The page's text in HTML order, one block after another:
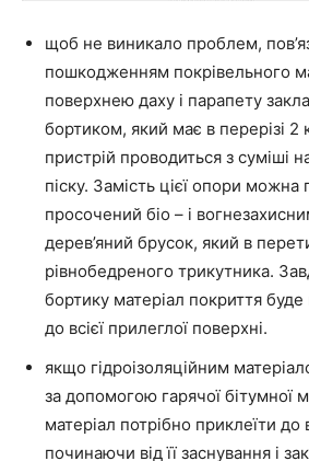
щоб не виникало проблем,
пошкодженням покрівельного
поверхнею даху і парапету
бортиком, який має в перерізі 2
пристрій проводиться з суміші
піску. Замість цієї опори можна
просочений біо – і
дерев’яний брусок, який в
рівнобедреного трикутника.
бортику матеріал покриття
до всієї прилеглої поверхні.
якщо гідроізоляційним
за допомогою гарячої бітумної
матеріал потрібно приклеїти до
починаючи від її заснування і